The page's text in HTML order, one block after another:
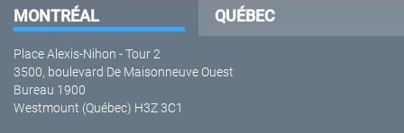
MONTRÉAL QUÉBEC
Place Alexis-Nihon - Tour 2
3500, boulevard De Maisonneuve Ouest
Bureau 1900
Westmount (Québec) H3Z 3C1